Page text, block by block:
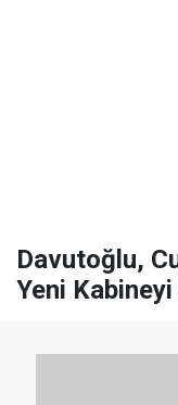
Davutoğlu,
Yeni